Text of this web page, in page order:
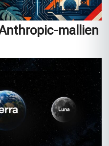
mallien